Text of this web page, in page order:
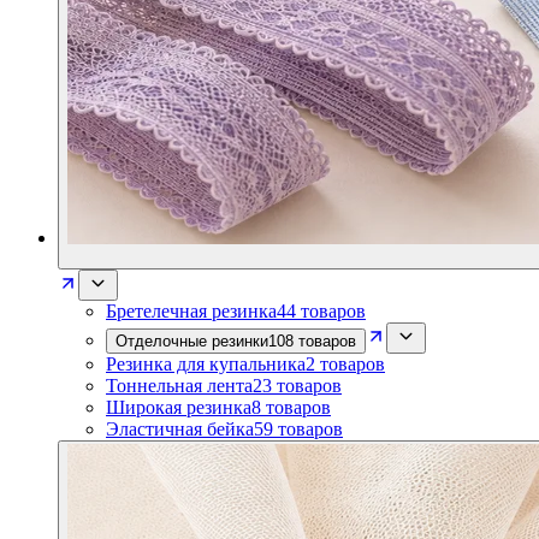
Бретелечная резинка44 товаров
Отделочные резинки108 товаров
Резинка для купальника2 товаров
Тоннельная лента23 товаров
Широкая резинка8 товаров
Эластичная бейка59 товаров